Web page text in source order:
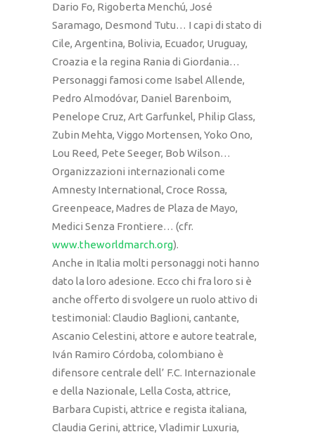
Dario Fo, Rigoberta Menchú, José
Saramago, Desmond Tutu… I capi di stato di
Cile, Argentina, Bolivia, Ecuador, Uruguay,
Croazia e la regina Rania di Giordania…
Personaggi famosi come Isabel Allende,
Pedro Almodóvar, Daniel Barenboim,
Penelope Cruz, Art Garfunkel, Philip Glass,
Zubin Mehta, Viggo Mortensen, Yoko Ono,
Lou Reed, Pete Seeger, Bob Wilson…
Organizzazioni internazionali come
Amnesty International, Croce Rossa,
Greenpeace, Madres de Plaza de Mayo,
Medici Senza Frontiere… (cfr.
www.theworldmarch.org).
Anche in Italia molti personaggi noti hanno
dato la loro adesione. Ecco chi fra loro si è
anche offerto di svolgere un ruolo attivo di
testimonial: Claudio Baglioni, cantante,
Ascanio Celestini, attore e autore teatrale,
Iván Ramiro Córdoba, colombiano è
difensore centrale dell’ F.C. Internazionale
e della Nazionale, Lella Costa, attrice,
Barbara Cupisti, attrice e regista italiana,
Claudia Gerini, attrice, Vladimir Luxuria,